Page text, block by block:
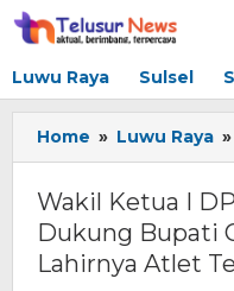
Lewati
ke
Luwu Raya Sulsel
Home » Luwu Raya »
Wakil Ketua I
Dukung Bupati
Lahirnya Atlet